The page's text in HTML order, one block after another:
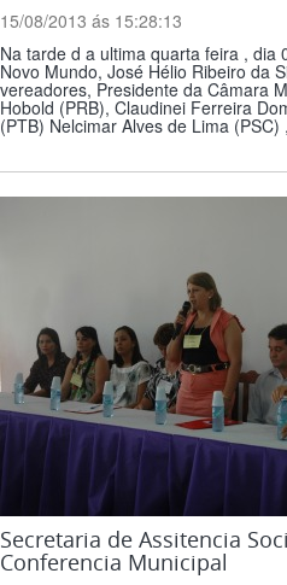
15/08/2013 ás 15:28:13
Na tarde d a ultima quarta feira ,
Novo Mundo, José Hélio Ribeiro da
vereadores, Presidente da Câmara
Hobold (PRB), Claudinei Ferreira
(PTB) Nelcimar Alves de Lima
Secretaria de Assitencia
Conferencia Municipal